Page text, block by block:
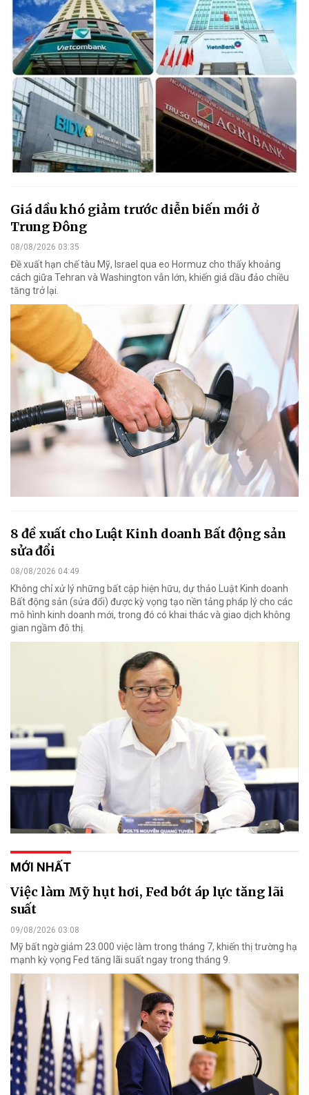
Giá dầu khó giảm trước diễn biến mới ở
Trung Đông
08/08/2026 03:35
Đề xuất hạn chế tàu Mỹ, Israel qua eo Hormuz cho thấy khoảng
cách giữa Tehran và Washington vẫn lớn, khiến giá dầu đảo chiều
tăng trở lại.
8 đề xuất cho Luật Kinh doanh Bất động sản
sửa đổi
08/08/2026 04:49
Không chỉ xử lý những bất cập hiện hữu, dự thảo Luật Kinh doanh
Bất động sản (sửa đổi) được kỳ vọng tạo nền tảng pháp lý cho các
mô hình kinh doanh mới, trong đó có khai thác và giao dịch không
gian ngầm đô thị.
MỚI NHẤT
Việc làm Mỹ hụt hơi, Fed bớt áp lực tăng lãi
suất
09/08/2026 03:08
Mỹ bất ngờ giảm 23.000 việc làm trong tháng 7, khiến thị trường hạ
mạnh kỳ vọng Fed tăng lãi suất ngay trong tháng 9.